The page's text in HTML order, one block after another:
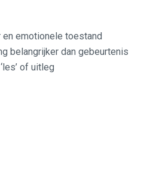
emotionele toestand
belangrijker dan gebeurtenis
of uitleg